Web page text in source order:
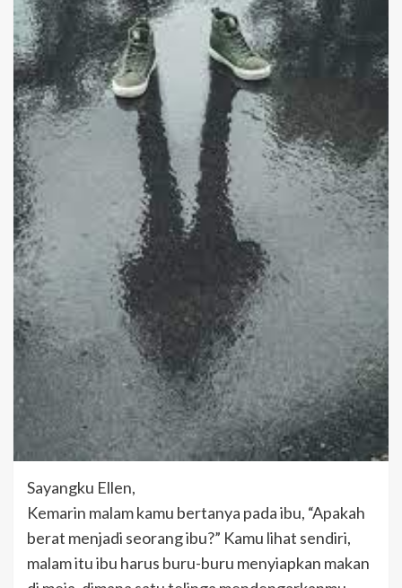
Sayangku Ellen,
Kemarin malam kamu bertanya pada ibu, “Apakah
berat menjadi seorang ibu?” Kamu lihat sendiri,
malam itu ibu harus buru-buru menyiapkan makan